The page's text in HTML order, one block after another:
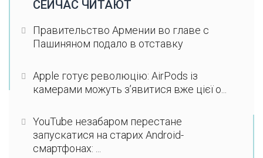
СЕЙЧАС ЧИТАЮТ
Правительство Армении во главе с
Пашиняном подало в отставку
Apple готує революцію: AirPods із
камерами можуть з’явитися вже цієї о...
YouTube незабаром перестане
запускатися на старих Android-
смартфонах: ...